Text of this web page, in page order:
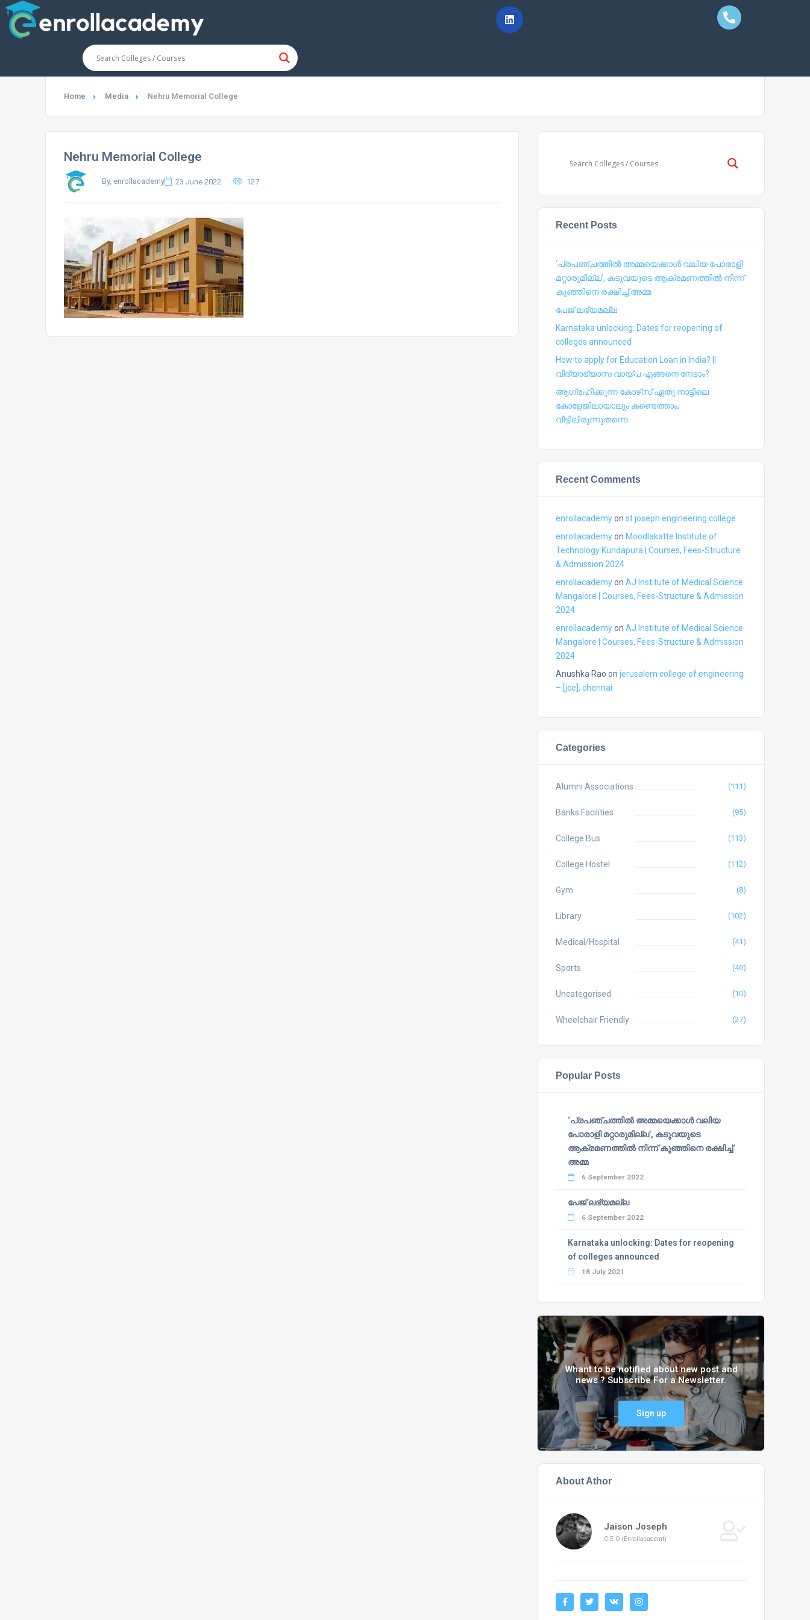
Home Media Nehru Memorial College
Nehru Memorial College
By, enrollacademy 23 June 2022 127
Recent Posts
‘പ്രപഞ്ചത്തില്‍ അമ്മയെക്കാള്‍ വലിയ പോരാളി
മറ്റാരുമില്ല’, കടുവയുടെ ആക്രമണത്തില്‍ നിന്ന്
കുഞ്ഞിനെ രക്ഷിച്ച് അമ്മ
പേജ് ലഭ്യമല്ല
Karnataka unlocking: Dates for reopening of
colleges announced
How to apply for Education Loan in India? ||
വിദ്യാഭ്യാസ വായ്പ എങ്ങനെ നേടാം?
ആഗ്രഹിക്കുന്ന കോഴ്‍സ് ഏതു നാട്ടിലെ
കോളേജിലായാലും കണ്ടെത്താം,
വീട്ടിലിരുന്നുതന്നെ
Recent Comments
enrollacademyon st joseph engineering college
enrollacademyon Moodlakatte Institute of
Technology Kundapura | Courses, Fees-Structure
& Admission 2024
enrollacademyon AJ Institute of Medical Science
Mangalore | Courses, Fees-Structure & Admission
2024
enrollacademyon AJ Institute of Medical Science
Mangalore | Courses, Fees-Structure & Admission
2024
Anushka Rao on jerusalem college of engineering
– [jce], chennai
Categories
Alumni Associations (111)
Banks Facilities (95)
College Bus (113)
College Hostel (112)
Gym (8)
Library (102)
Medical/Hospital (41)
Sports (40)
Uncategorised (10)
Wheelchair Friendly (27)
Popular Posts
‘പ്രപഞ്ചത്തില്‍ അമ്മയെക്കാള്‍ വലിയ
പോരാളി മറ്റാരുമില്ല’, കടുവയുടെ
ആക്രമണത്തില്‍ നിന്ന് കുഞ്ഞിനെ രക്ഷിച്ച്
അമ്മ
6 September 2022
പേജ് ലഭ്യമല്ല
6 September 2022
Karnataka unlocking: Dates for reopening
of colleges announced
18 July 2021
Whant to be notified about new post and
news ? Subscribe For a Newsletter.
Sign up
About Athor
Jaison Joseph
C.E.O (Enrollacademt)